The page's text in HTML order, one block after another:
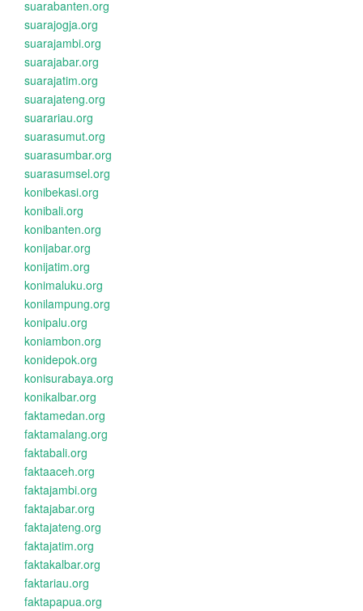
suarabanten.org
suarajogja.org
suarajambi.org
suarajabar.org
suarajatim.org
suarajateng.org
suarariau.org
suarasumut.org
suarasumbar.org
suarasumsel.org
konibekasi.org
konibali.org
konibanten.org
konijabar.org
konijatim.org
konimaluku.org
konilampung.org
konipalu.org
koniambon.org
konidepok.org
konisurabaya.org
konikalbar.org
faktamedan.org
faktamalang.org
faktabali.org
faktaaceh.org
faktajambi.org
faktajabar.org
faktajateng.org
faktajatim.org
faktakalbar.org
faktariau.org
faktapapua.org